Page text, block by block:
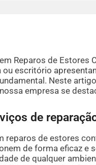
Reparos de Estores
escritório
Neste
empresa se
de
reparos de estores
de forma eficaz e
de qualquer